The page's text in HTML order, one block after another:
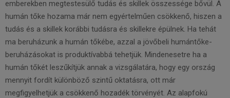
emberekben megtestesülő tudás és skillek összessége bővül. A
humán tőke hozama már nem egyértelműen csökkenő, hiszen a
tudás és a skillek korábbi tudásra és skillekre épülnek. Ha tehát
ma beruházunk a humán tőkébe, azzal a jövőbeli humántőke-
beruházásokat is produktívabbá tehetjük. Mindenesetre ha a
humán tőkét leszűkítjük annak a vizsgálatára, hogy egy ország
mennyit fordít különböző szintű oktatásra, ott már
megfigyelhetjük a csökkenő hozadék törvényét. Az alapfokú